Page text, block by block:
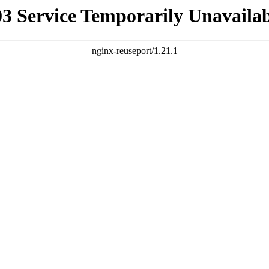
Service Temporarily
nginx-reuseport/1.21.1